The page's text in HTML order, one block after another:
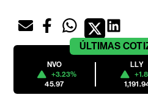
ÚLTIMAS
NVO
+3.23%
45.97
LLY